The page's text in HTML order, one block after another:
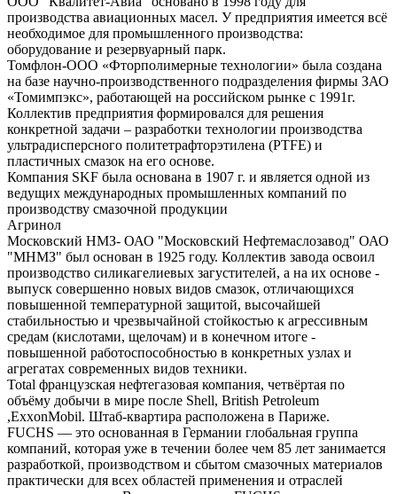
производства авиационных масел. У предприятия имеется всё
необходимое для промышленного производства:
оборудование и резервуарный парк.
Томфлон-ООО «Фторполимерные технологии» была создана
на базе научно-производственного подразделения фирмы ЗАО
«Томимпэкс», работающей на российском рынке с 1991г.
Коллектив предприятия формировался для решения
конкретной задачи – разработки технологии производства
ультрадисперсного политетрафторэтилена (PTFE) и
пластичных смазок на его основе.
Компания SKF была основана в 1907 г. и является одной из
ведущих международных промышленных компаний по
производству смазочной продукции
Агринол
Московский НМЗ- ОАО "Московский Нефтемаслозавод" ОАО
"МНМЗ" был основан в 1925 году. Коллектив завода освоил
производство силикагелиевых загустителей, а на их основе -
выпуск совершенно новых видов смазок, отличающихся
повышенной температурной защитой, высочайшей
стабильностью и чрезвычайной стойкостью к агрессивным
средам (кислотами, щелочам) и в конечном итоге -
повышенной работоспособностью в конкретных узлах и
агрегатах современных видов техники.
Total французская нефтегазовая компания, четвёртая по
объёму добычи в мире после Shell, British Petroleum
,ExxonMobil. Штаб-квартира расположена в Париже.
FUCHS — это основанная в Германии глобальная группа
компаний, которая уже в течении более чем 85 лет занимается
разработкой, производством и сбытом смазочных материалов
практически для всех областей применения и отраслей